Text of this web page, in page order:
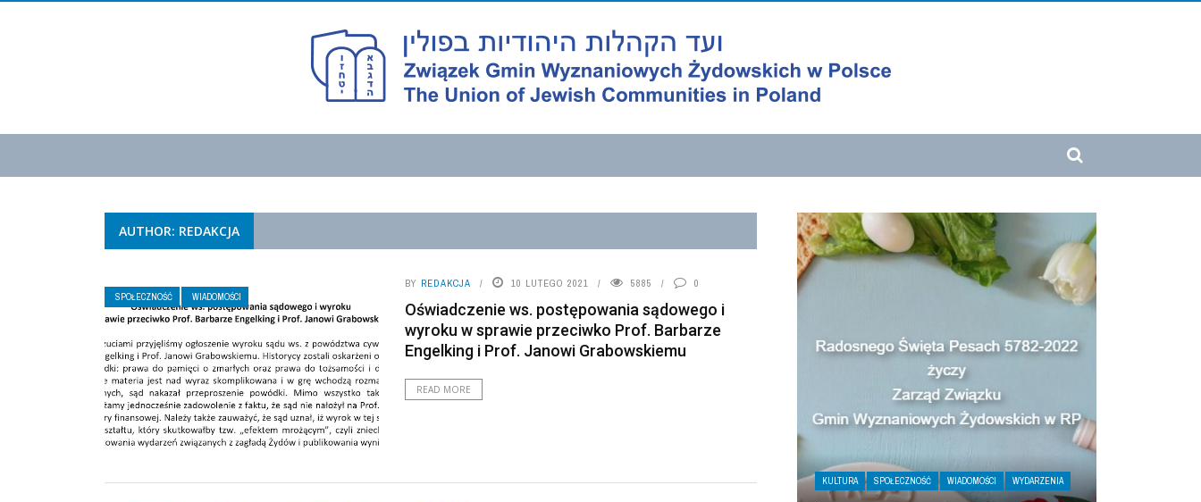
AUTHOR: REDAKCJA
SPOŁECZNOŚĆ WIADOMOŚCI
BY REDAKCJA 10 LUTEGO 2021 5885 0
Oświadczenie ws. postępowania sądowego i
wyroku w sprawie przeciwko Prof. Barbarze
Engelking i Prof. Janowi Grabowskiemu
READ MORE
KULTURA SPOŁECZNOŚĆ WIADOMOŚCI WYDARZENIA